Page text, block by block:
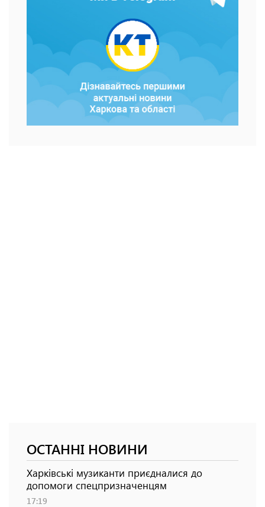
ОСТАННІ НОВИНИ
Харківські музиканти приєдналися до
допомоги спецпризначенцям
17:19